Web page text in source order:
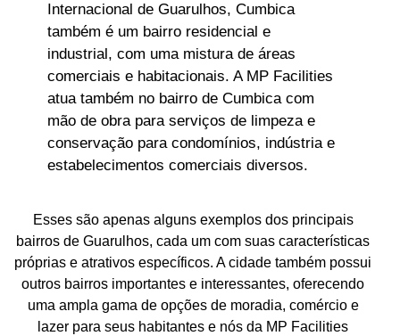
Internacional de Guarulhos, Cumbica
também é um bairro residencial e
industrial, com uma mistura de áreas
comerciais e habitacionais. A MP Facilities
atua também no bairro de Cumbica com
mão de obra para serviços de limpeza e
conservação para condomínios, indústria e
estabelecimentos comerciais diversos.
Esses são apenas alguns exemplos dos principais
bairros de Guarulhos, cada um com suas características
próprias e atrativos específicos. A cidade também possui
outros bairros importantes e interessantes, oferecendo
uma ampla gama de opções de moradia, comércio e
lazer para seus habitantes e nós da MP Facilities